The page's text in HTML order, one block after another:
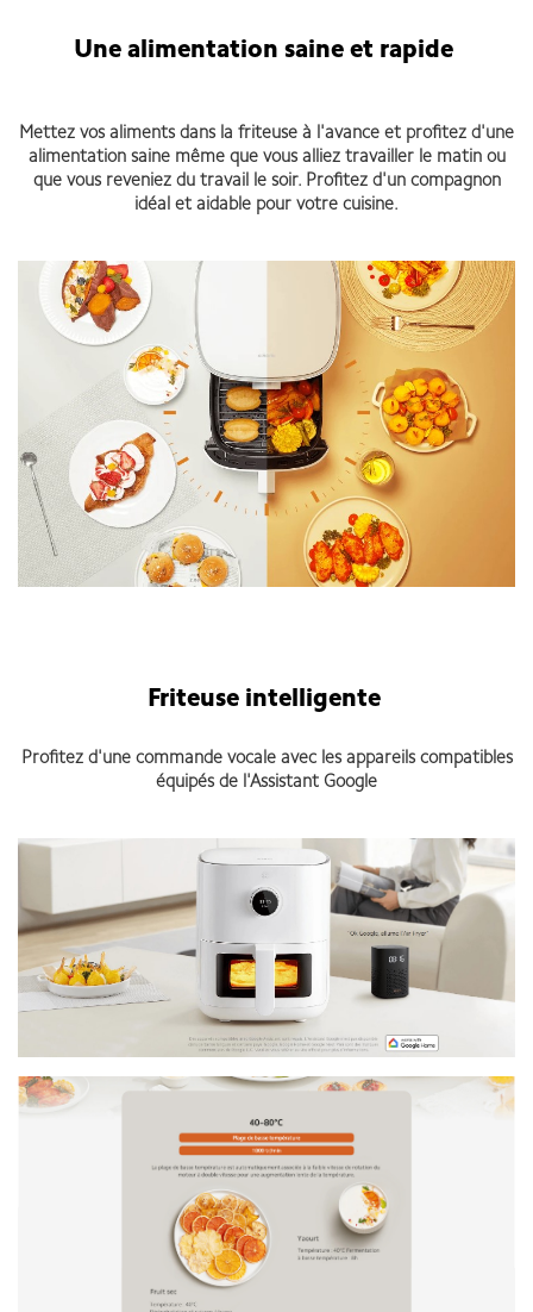
Une alimentation saine et rapide
Mettez vos aliments dans la friteuse à l'avance et profitez d'une
alimentation saine même que vous alliez travailler le matin ou
que vous reveniez du travail le soir. Profitez d'un compagnon
idéal et aidable pour votre cuisine.
Friteuse intelligente
Profitez d'une commande vocale avec les appareils compatibles
équipés de l'Assistant Google